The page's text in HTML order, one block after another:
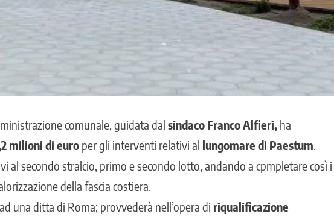
comunale, guidata dalsindaco Franco Alfieri, ha
milioni di euro per gli interventi relativi al lungomare di Paestum.
al secondo stralcio, primo e secondo lotto, andando a cpmpletare così i
della fascia costiera.
una ditta di Roma; provvederà nell’opera di riqualificazione